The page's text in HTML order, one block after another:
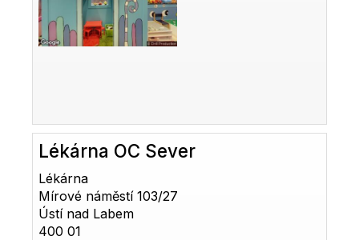
Lékárna OC Sever
Lékárna
Mírové náměstí 103/27
Ústí nad Labem
400 01